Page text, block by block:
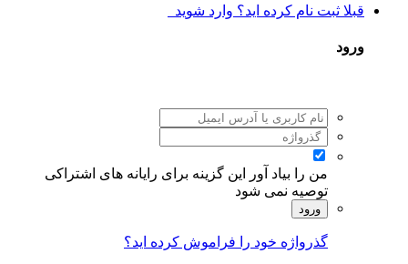
قبلا ثبت نام کرده اید؟ وارد شوید
ورود
من را بیاد آور
این گزینه برای رایانه های اشتراکی
توصیه نمی شود
ورود
گذرواژه خود را فراموش کرده اید؟